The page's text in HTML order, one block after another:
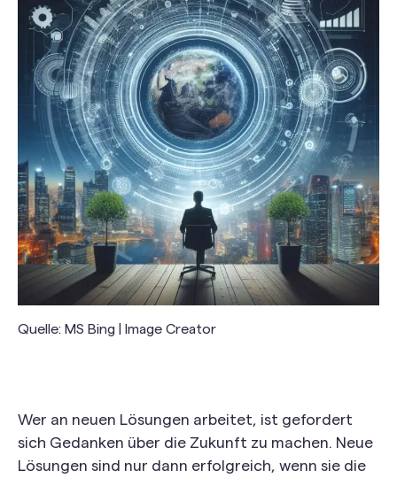
Quelle: MS Bing | Image Creator
Wer an neuen Lösungen arbeitet, ist gefordert
sich Gedanken über die Zukunft zu machen. Neue
Lösungen sind nur dann erfolgreich, wenn sie die